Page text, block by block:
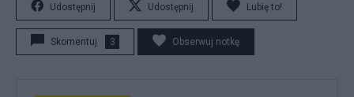
Udostępnij Udostępnij Lubię to!
Skomentuj 3 Obserwuj notkę